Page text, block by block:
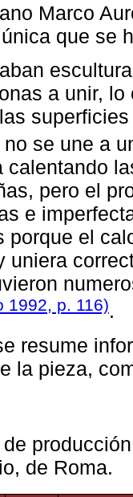
Marco
que se
a unir,
se une a
calentando
pero el
e
porque el
uniera
1992, p. 116).
resume
la pieza,
de
de Roma.